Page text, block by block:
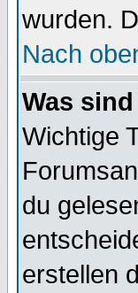
wurden.
Nach
Was
Wichtige
du
erstellen